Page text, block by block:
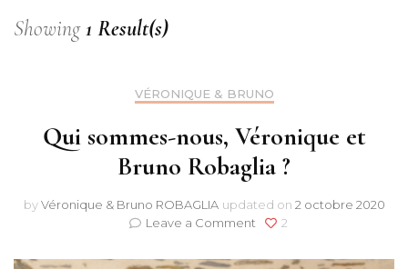
Showing1 Result(s)
VÉRONIQUE & BRUNO
Qui sommes-nous, Véronique et
Bruno Robaglia ?
byVéronique & Bruno ROBAGLIA updated on 2 octobre 2020
Leave a Comment on
sommes-
2